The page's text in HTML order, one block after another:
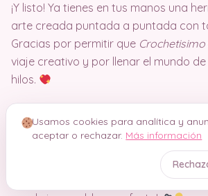
¡Y listo! Ya tienes en tus manos una
arte creada puntada a puntada con
Gracias por permitir que Crochetisimo
viaje creativo y por llenar el mundo
hilos.
paso en movimiento, repasar los
simplemente tejer al mismo tiempo
que te
abajo. ¡Es el complemento ideal para
Usamos cookies para analítica y
aceptar o rechazar. Más información